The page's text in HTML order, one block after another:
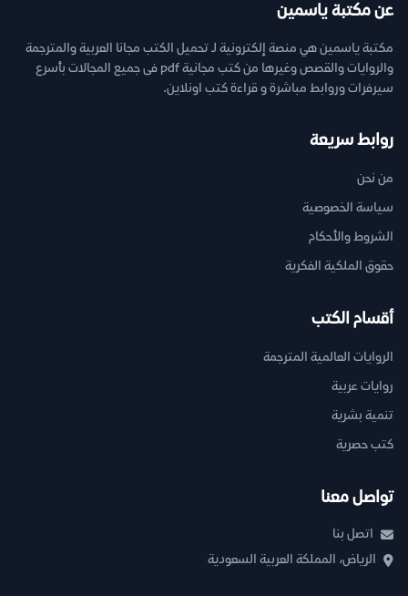
عن مكتبة ياسمين
مكتبة ياسمين هي منصة إلكترونية لـ تحميل الكتب مجانا العربية والمترجمة
والروايات والقصص وغيرها من كتب مجانية pdf فى جميع المجالات بأسرع
سيرفرات وروابط مباشرة و قراءة كتب اونلاين.
روابط سريعة
من نحن
سياسة الخصوصية
الشروط والأحكام
حقوق الملكية الفكرية
أقسام الكتب
الروايات العالمية المترجمة
روايات عربية
تنمية بشرية
كتب حصرية
تواصل معنا
اتصل بنا
الرياض، المملكة العربية السعودية